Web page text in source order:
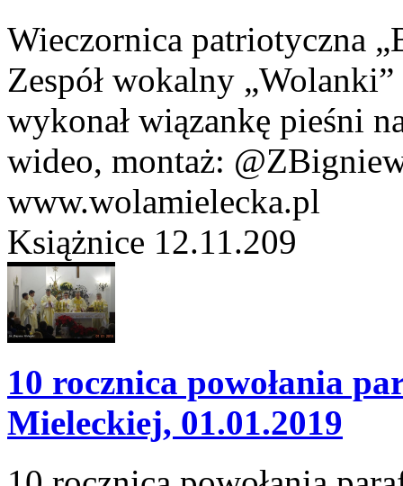
Wieczornica patriotyczna
Zespół wokalny
wykonał wiązankę pieśni
wideo, montaż:
www.wolamielecka.pl
Książnice 12.11.209
10 rocznica powołania
Mieleckiej, 01.01.2019